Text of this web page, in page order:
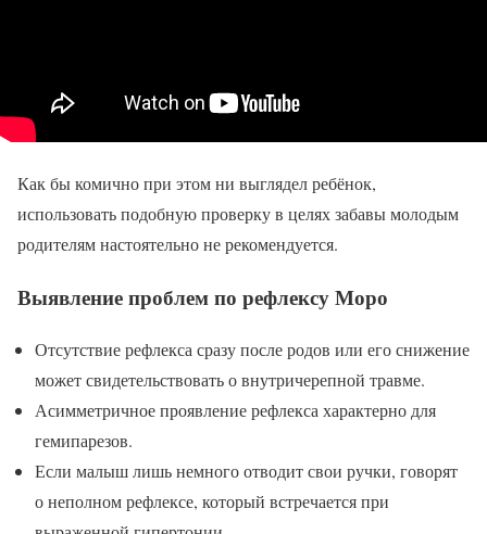
Как бы комично при этом ни выглядел ребёнок,
использовать подобную проверку в целях забавы молодым
родителям настоятельно не рекомендуется.
Выявление проблем по рефлексу Моро
Отсутствие рефлекса сразу после родов или его снижение
может свидетельствовать о внутричерепной травме.
Асимметричное проявление рефлекса характерно для
гемипарезов.
Если малыш лишь немного отводит свои ручки, говорят
о неполном рефлексе, который встречается при